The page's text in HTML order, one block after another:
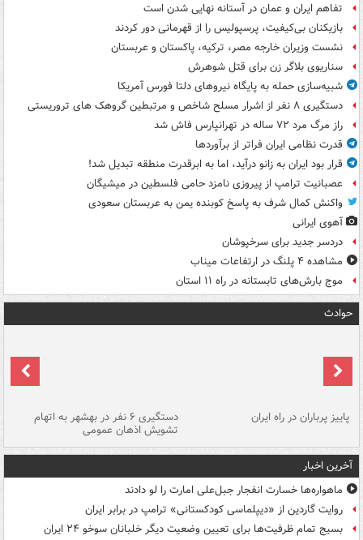
تفاهم ایران و عمان در آستانه نهایی شدن است
بازیکنان بی‌کیفیت، پرسپولیس را از قهرمانی دور کردند
نشست وزیران خارجه مصر، ترکیه، پاکستان و عربستان
سناریوی بلاگر زن برای قتل شوهرش
شبیه‌سازی حمله به پایگاه نیروهای دلتا فورس آمریکا
دستگیری ۸ نفر از اشرار مسلح شاخص و مرتبطین گروهک های تروریستی
راز مرگ مرد ۷۲ ساله در تهرانپارس فاش شد
قدرت نظامی ایران فراتر از برآوردها
قرار بود ایران به زانو درآید، اما به ابرقدرت منطقه تبدیل شد!
عصبانیت ترامپ از پیروزی نامزد حامی فلسطین در میشیگان
واکنش کمال شرف به پاسخ کوبنده یمن به عربستان سعودی
آهوی ایرانی
دردسر جدید برای سرخپوشان
مشاهده ۴ پلنگ در ارتفاعات میناب
موج بارش‌های تابستانه در راه ۱۱ استان
حوادث
پاییز پرباران در راه ایران دستگیری ۶ نفر در بهشهر به اتهام
تشویش اذهان عمومی
آخرین اخبار
ماهواره‌ها خسارت انفجار جبل‌علی امارت را لو دادند
روایت گاردین از «دیپلماسی کودکستانی» ترامپ در برابر ایران
بسیج تمام ظرفیت‌ها برای تعیین وضعیت دیگر خلبانان سوخو ۲۴ ایران